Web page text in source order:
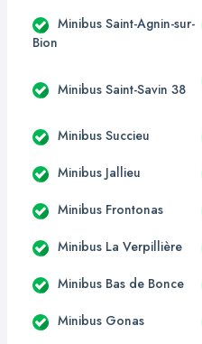
Minibus Saint-Agnin-sur-
Bion
Minibus Saint-Savin 38
Minibus Succieu
Minibus Jallieu
Minibus Frontonas
Minibus La Verpillière
Minibus Bas de Bonce
Minibus Gonas